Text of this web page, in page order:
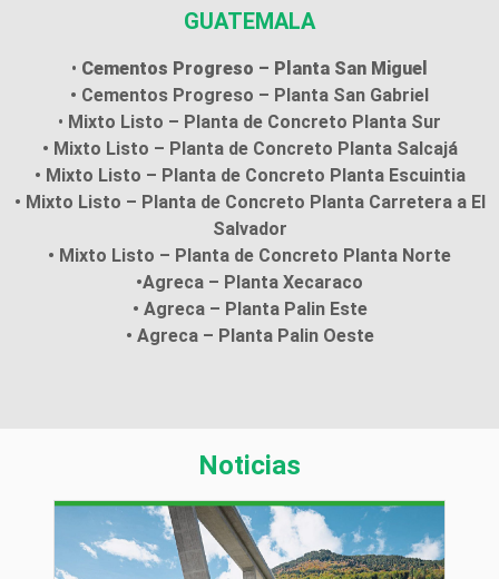
GUATEMALA
• Cementos Progreso – Planta San Miguel
• Cementos Progreso – Planta San Gabriel
• Mixto Listo – Planta de Concreto Planta Sur
• Mixto Listo – Planta de Concreto Planta Salcajá
• Mixto Listo – Planta de Concreto Planta Escuintia
• Mixto Listo – Planta de Concreto Planta Carretera a El
Salvador
• Mixto Listo – Planta de Concreto Planta Norte
•Agreca – Planta Xecaraco
• Agreca – Planta Palin Este
• Agreca – Planta Palin Oeste
Noticias